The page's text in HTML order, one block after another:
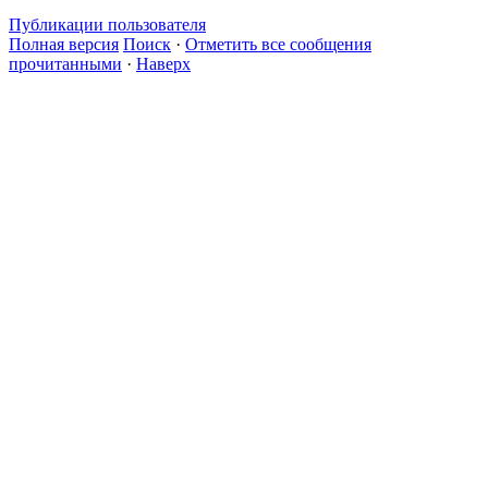
Публикации пользователя
Полная версия Поиск · Отметить все сообщения
прочитанными · Наверх